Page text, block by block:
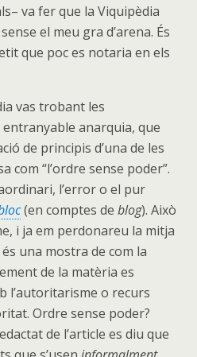
va fer que la Viquipèdia
el meu gra d’arena. És
que poc es notaria en els
vas trobant les
entranyable anarquia, que
de principis d’una de les
com “l’ordre sense poder”.
l’error o el pur
(en comptes de blog). Això
i ja em perdonareu la mitja
una mostra de com la
de la matèria es
l’autoritarisme o recurs
Ordre sense poder?
de l’article es diu que